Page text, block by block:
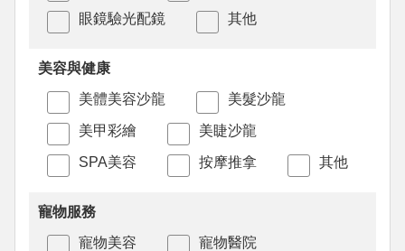
眼鏡驗光配鏡 其他
美容與健康
美體美容沙龍
美髮沙龍
美甲彩繪 美睫沙龍
SPA美容 按摩推拿 其他
寵物服務
寵物美容
寵物醫院